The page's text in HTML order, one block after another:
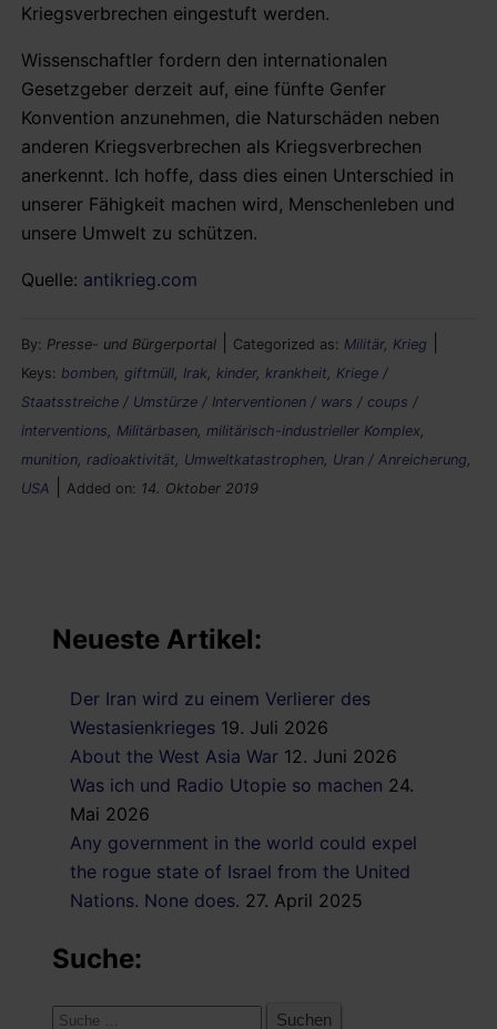
Kriegsverbrechen eingestuft werden.
Wissenschaftler fordern den internationalen
Gesetzgeber derzeit auf, eine fünfte Genfer
Konvention anzunehmen, die Naturschäden neben
anderen Kriegsverbrechen als Kriegsverbrechen
anerkennt. Ich hoffe, dass dies einen Unterschied in
unserer Fähigkeit machen wird, Menschenleben und
unsere Umwelt zu schützen.
Quelle: antikrieg.com
By: Presse- und Bürgerportal Categorized as: Militär, Krieg
Keys: bomben giftmüll Irak kinder, krankheit Kriege /
Staatsstreiche / Umstürze / Interventionen / wars / coups /
interventions
Militärbasen militärisch-industrieller Komplex
munition radioaktivität Umweltkatastrophen Uran / Anreicherung
USA
Added on: 14. Oktober 2019
Neueste Artikel:
Der Iran wird zu einem Verlierer des
Westasienkrieges 19. Juli 2026
About the West Asia War 12. Juni 2026
Was ich und Radio Utopie so machen 24.
Mai 2026
Any government in the world could expel
the rogue state of Israel from the United
Nations. None does. 27. April 2025
Suche:
Suche